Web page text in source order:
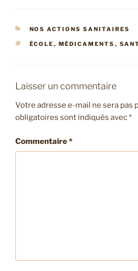
CATÉGORIES
NOS ACTIONS SANITAIRES
ÉTIQUETTES
ÉCOLE , MÉDICAMENTS ,
Laisser un commentaire
Votre adresse e-mail ne sera pas
obligatoires sont indiqués avec*
Commentaire*